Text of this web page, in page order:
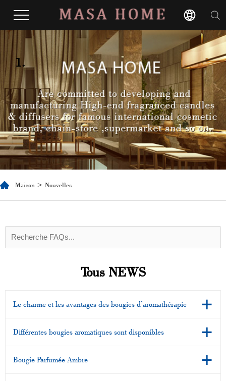
1.
Maison > Nouvelles
Tous NEWS
Le charme et les avantages des bougies d’aromathérapie
Différentes bougies aromatiques sont disponibles
Bougie Parfumée Ambre